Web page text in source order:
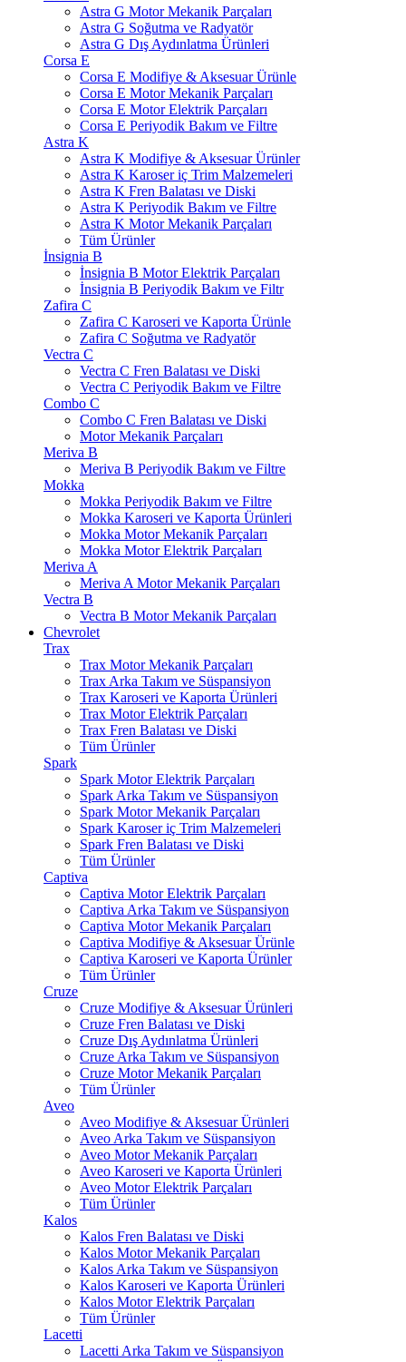
Astra G Motor Mekanik Parçaları
Astra G Soğutma ve Radyatör
Astra G Dış Aydınlatma Ürünleri
Corsa E
Corsa E Modifiye & Aksesuar Ürünle
Corsa E Motor Mekanik Parçaları
Corsa E Motor Elektrik Parçaları
Corsa E Periyodik Bakım ve Filtre
Astra K
Astra K Modifiye & Aksesuar Ürünler
Astra K Karoser iç Trim Malzemeleri
Astra K Fren Balatası ve Diski
Astra K Periyodik Bakım ve Filtre
Astra K Motor Mekanik Parçaları
Tüm Ürünler
İnsignia B
İnsignia B Motor Elektrik Parçaları
İnsignia B Periyodik Bakım ve Filtr
Zafira C
Zafira C Karoseri ve Kaporta Ürünle
Zafira C Soğutma ve Radyatör
Vectra C
Vectra C Fren Balatası ve Diski
Vectra C Periyodik Bakım ve Filtre
Combo C
Combo C Fren Balatası ve Diski
Motor Mekanik Parçaları
Meriva B
Meriva B Periyodik Bakım ve Filtre
Mokka
Mokka Periyodik Bakım ve Filtre
Mokka Karoseri ve Kaporta Ürünleri
Mokka Motor Mekanik Parçaları
Mokka Motor Elektrik Parçaları
Meriva A
Meriva A Motor Mekanik Parçaları
Vectra B
Vectra B Motor Mekanik Parçaları
Chevrolet
Trax
Trax Motor Mekanik Parçaları
Trax Arka Takım ve Süspansiyon
Trax Karoseri ve Kaporta Ürünleri
Trax Motor Elektrik Parçaları
Trax Fren Balatası ve Diski
Tüm Ürünler
Spark
Spark Motor Elektrik Parçaları
Spark Arka Takım ve Süspansiyon
Spark Motor Mekanik Parçaları
Spark Karoser iç Trim Malzemeleri
Spark Fren Balatası ve Diski
Tüm Ürünler
Captiva
Captiva Motor Elektrik Parçaları
Captiva Arka Takım ve Süspansiyon
Captiva Motor Mekanik Parçaları
Captiva Modifiye & Aksesuar Ürünle
Captiva Karoseri ve Kaporta Ürünler
Tüm Ürünler
Cruze
Cruze Modifiye & Aksesuar Ürünleri
Cruze Fren Balatası ve Diski
Cruze Dış Aydınlatma Ürünleri
Cruze Arka Takım ve Süspansiyon
Cruze Motor Mekanik Parçaları
Tüm Ürünler
Aveo
Aveo Modifiye & Aksesuar Ürünleri
Aveo Arka Takım ve Süspansiyon
Aveo Motor Mekanik Parçaları
Aveo Karoseri ve Kaporta Ürünleri
Aveo Motor Elektrik Parçaları
Tüm Ürünler
Kalos
Kalos Fren Balatası ve Diski
Kalos Motor Mekanik Parçaları
Kalos Arka Takım ve Süspansiyon
Kalos Karoseri ve Kaporta Ürünleri
Kalos Motor Elektrik Parçaları
Tüm Ürünler
Lacetti
Lacetti Arka Takım ve Süspansiyon